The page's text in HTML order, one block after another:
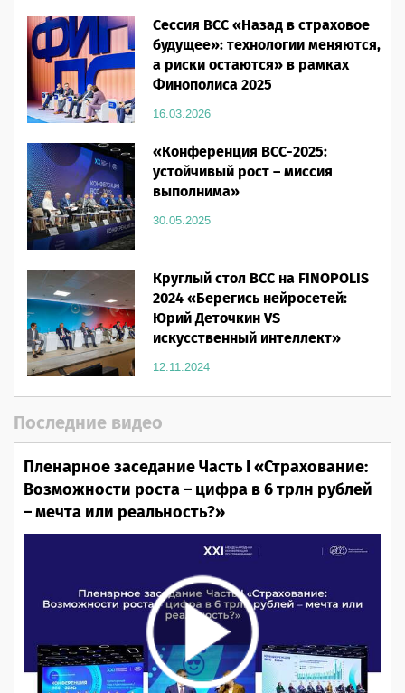
Сессия ВСС «Назад в страховое
будущее»: технологии меняются,
а риски остаются» в рамках
Финополиса 2025
16.03.2026
«Конференция ВСС-2025:
устойчивый рост – миссия
выполнима»
30.05.2025
Круглый стол ВСС на FINOPOLIS
2024 «Берегись нейросетей:
Юрий Деточкин VS
искусственный интеллект»
12.11.2024
Последние видео
Пленарное заседание Часть I «Страхование:
Возможности роста – цифра в 6 трлн рублей
– мечта или реальность?»